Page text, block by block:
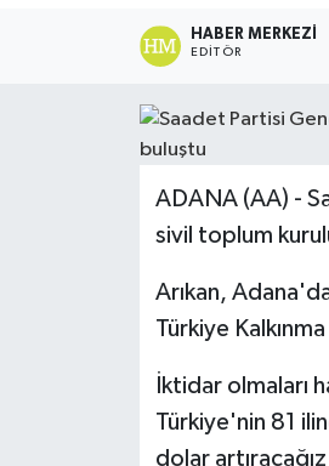
HABER MERKEZI
EDITÖR
ADANA (AA) -
sivil toplum
Arıkan,
Türkiye Kalkınma
İktidar olmaları
Türkiye'nin 81
dolar